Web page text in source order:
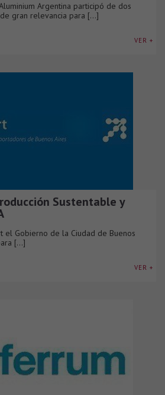
Argentina participó de dos
gran relevancia para [...]
VER +
Sustentable y
el Gobierno de la Ciudad de Buenos
[...]
VER +